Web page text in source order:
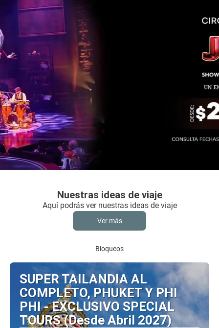
Nuestras ideas de viaje
Aquí podrás ver nuestras ideas de viaje
Ver más
Bloqueos
SUPER TAILANDIA AL
COMPLETO, PHUKET Y PHI
PHI - EXCLUSIVO SPECIAL
TOURS (Desde Abril 2027)